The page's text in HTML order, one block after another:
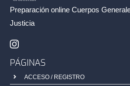
Preparación online Cuerpos
Justicia
PÁGINAS
ACCESO / REGISTRO